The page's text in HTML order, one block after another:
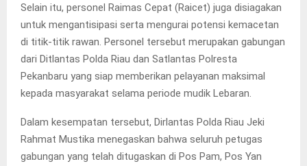
Selain itu, personel Raimas Cepat (Raicet) juga disiagakan
untuk mengantisipasi serta mengurai potensi kemacetan
di titik-titik rawan. Personel tersebut merupakan gabungan
dari Ditlantas Polda Riau dan Satlantas Polresta
Pekanbaru yang siap memberikan pelayanan maksimal
kepada masyarakat selama periode mudik Lebaran.
Dalam kesempatan tersebut, Dirlantas Polda Riau Jeki
Rahmat Mustika menegaskan bahwa seluruh petugas
gabungan yang telah ditugaskan di Pos Pam, Pos Yan